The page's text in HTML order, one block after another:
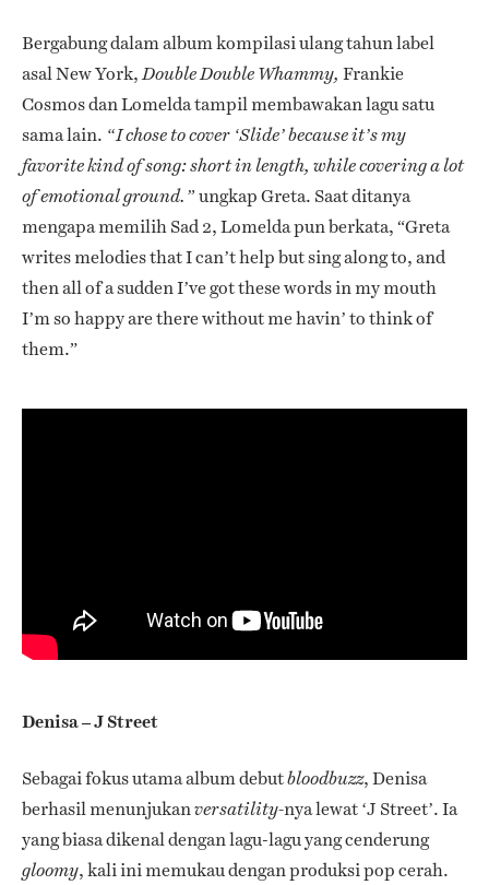
Bergabung dalam album kompilasi ulang tahun label
asal New York,Double Double Whammy, Frankie
Cosmos dan Lomelda tampil membawakan lagu satu
sama lain. “I chose to cover ‘Slide’ because it’s my
favorite kind of song: short in length, while covering a lot
of emotional ground.” ungkap Greta. Saat ditanya
mengapa memilih Sad 2, Lomelda pun berkata, “Greta
writes melodies that I can’t help but sing along to, and
then all of a sudden I’ve got these words in my mouth
I’m so happy are there without me havin’ to think of
them.”
Denisa – J Street
Sebagai fokus utama album debutbloodbuzz, Denisa
berhasil menunjukanversatility-nya lewat ‘J Street’. Ia
yang biasa dikenal dengan lagu-lagu yang cenderung
gloomy, kali ini memukau dengan produksi pop cerah.